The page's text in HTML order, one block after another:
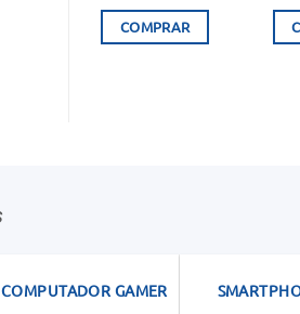
original
era:
atual
é:
COMPRAR
era:
COMPUTADOR GAMER